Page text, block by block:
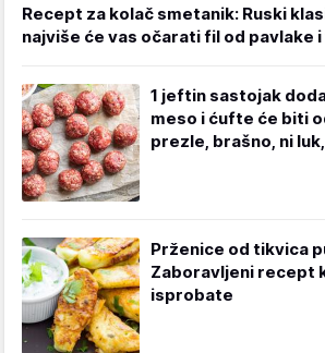
Recept za kolač smetanik: Ruski
najviše će vas očarati fil od pavlake i
1 jeftin sastojak
meso i ćufte će biti
prezle, brašno, ni
Prženice od tikvica
Zaboravljeni recept
isprobate